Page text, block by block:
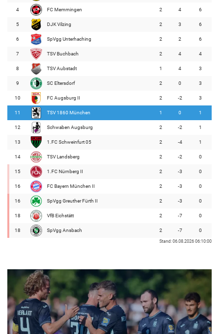
4 FC Memmingen 2 4 6
5 DJK Vilzing 2 3 6
6 SpVgg Unterhaching 2 2 6
7 TSV Buchbach 2 4 4
8 TSV Aubstadt 1 4 3
9 SC Eltersdorf 2 0 3
10 FC Augsburg II 2 -2 3
11 TSV 1860 München 1 0 1
12 Schwaben Augsburg 2 -2 1
13 1.FC Schweinfurt 05 2 -4 1
14 TSV Landsberg 2 -2 0
15 1.FC Nürnberg II 2 -3 0
16 FC Bayern München II 2 -3 0
16 SpVgg Greuther Fürth II 2 -3 0
18 VfB Eichstätt 2 -7 0
18 SpVgg Ansbach 2 -7 0
Stand: 06.08.2026 06:10:00